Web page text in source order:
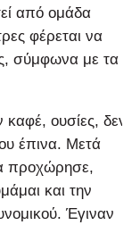
από ομάδα
φέρεται να
σύμφωνα με τα
ουσίες, δεν
έπινα. Μετά
προχώρησε,
και την
Έγιναν